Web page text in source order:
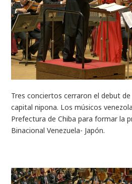
Tres conciertos cerraron el debut
capital nipona. Los músicos
Prefectura de Chiba para formar la
Binacional Venezuela- Japón.